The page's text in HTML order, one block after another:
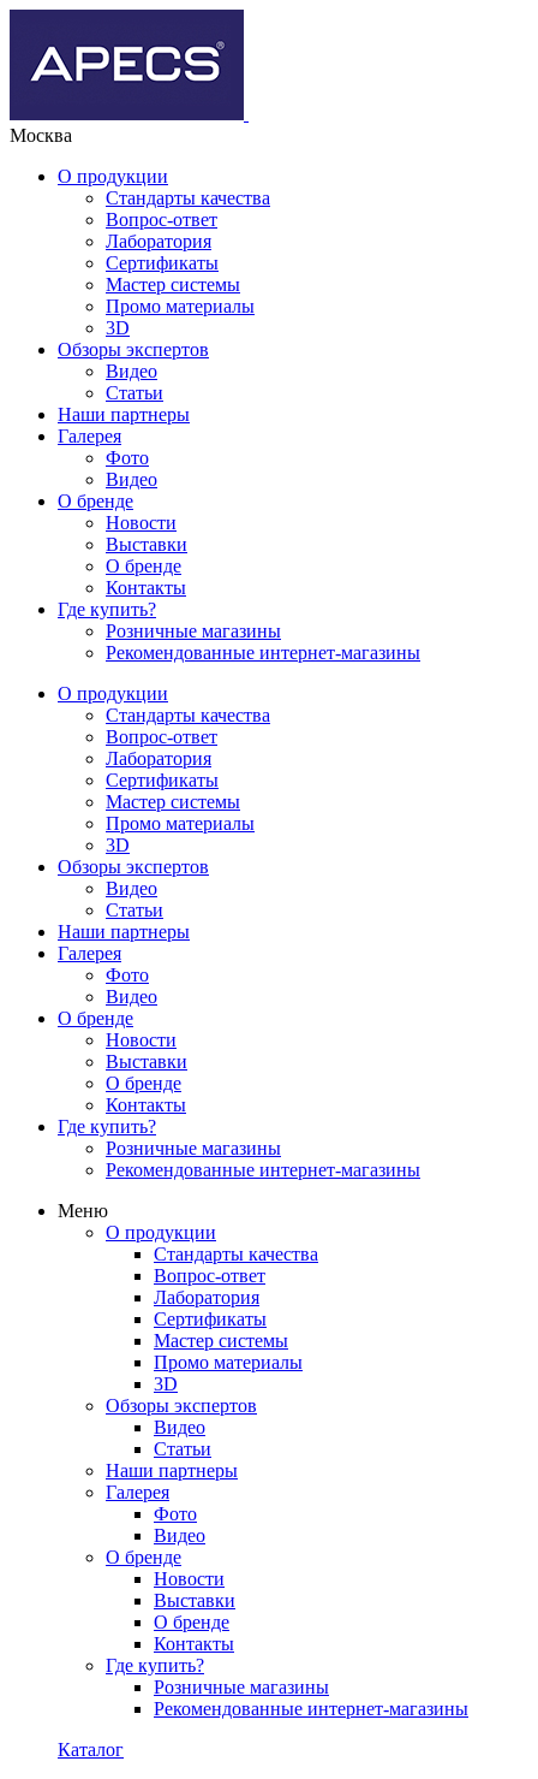
Москва
О продукции
Стандарты качества
Вопрос-ответ
Лаборатория
Сертификаты
Мастер системы
Промо материалы
3D
Обзоры экспертов
Видео
Статьи
Наши партнеры
Галерея
Фото
Видео
О бренде
Новости
Выставки
О бренде
Контакты
Где купить?
Розничные магазины
Рекомендованные интернет-магазины
О продукции
Стандарты качества
Вопрос-ответ
Лаборатория
Сертификаты
Мастер системы
Промо материалы
3D
Обзоры экспертов
Видео
Статьи
Наши партнеры
Галерея
Фото
Видео
О бренде
Новости
Выставки
О бренде
Контакты
Где купить?
Розничные магазины
Рекомендованные интернет-магазины
Меню
О продукции
Стандарты качества
Вопрос-ответ
Лаборатория
Сертификаты
Мастер системы
Промо материалы
3D
Обзоры экспертов
Видео
Статьи
Наши партнеры
Галерея
Фото
Видео
О бренде
Новости
Выставки
О бренде
Контакты
Где купить?
Розничные магазины
Рекомендованные интернет-магазины
Каталог